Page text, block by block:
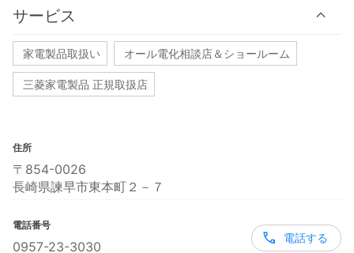
サービス
家電製品取扱い オール電化相談店＆ショールーム
三菱家電製品 正規取扱店
住所
〒854-0026
長崎県諫早市東本町２－７
電話番号
0957-23-3030
電話する